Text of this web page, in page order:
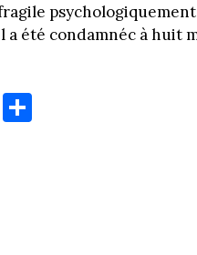
a été condamnéc à huit
E
m